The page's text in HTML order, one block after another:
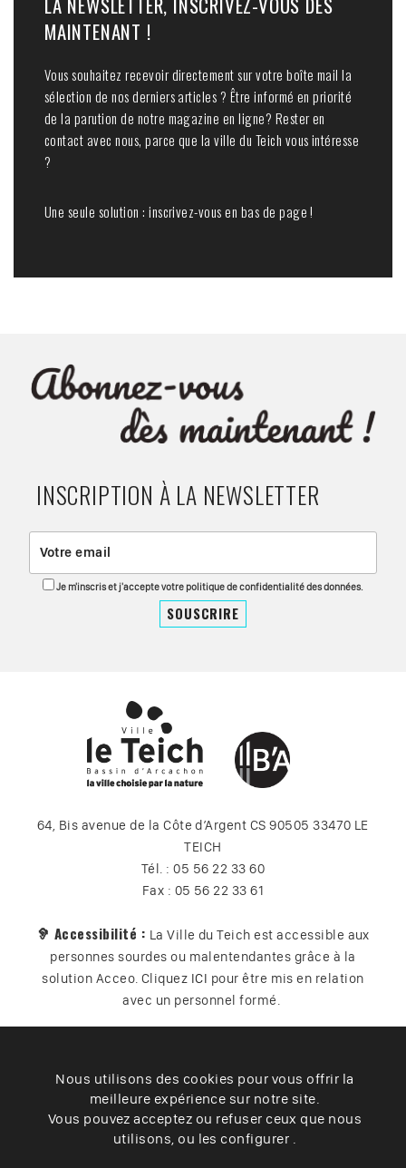
MAINTENANT !
Vous souhaitez recevoir directement sur votre boîte mail la
sélection de nos derniers articles ? Être informé en priorité
de la parution de notre magazine en ligne? Rester en
contact avec nous, parce que la ville du Teich vous intéresse
?
Une seule solution : inscrivez-vous en bas de page !
INSCRIPTION À LA NEWSLETTER
Je m'inscris et j'accepte votre politique de confidentialité des données.
64, Bis avenue de la Côte d’Argent CS 90505 33470 LE
TEICH
Tél. : 05 56 22 33 60
Fax : 05 56 22 33 61
🦻 Accessibilité : La Ville du Teich est accessible aux
personnes sourdes ou malentendantes grâce à la
solution Acceo. Cliquez ICI pour être mis en relation
avec un personnel formé.
Plan du site Contact Vos données
Cookies
Accessibilité
Nous utilisons des cookies pour vous offrir la
meilleure expérience sur notre site.
Vous pouvez acceptez ou refuser ceux que nous
utilisons, ou les configurer .